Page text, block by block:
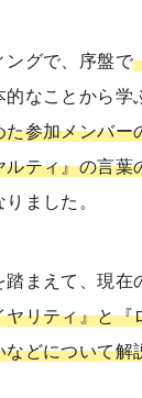
ングで、序盤で
的なことから学
た参加メンバー
ティ』の言葉
ました。
まえて、現在
ヤリティ』と『
どについて解